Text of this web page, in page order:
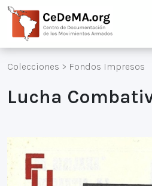
Colecciones > Fondos Impresos
Lucha